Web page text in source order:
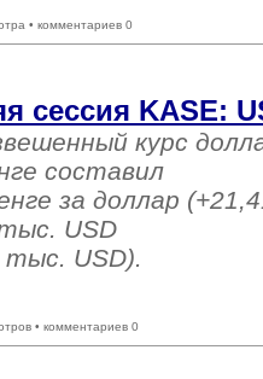
• комментариев 0
сессия KASE:
курс
составил
за доллар
USD
тыс. USD).
• комментариев 0